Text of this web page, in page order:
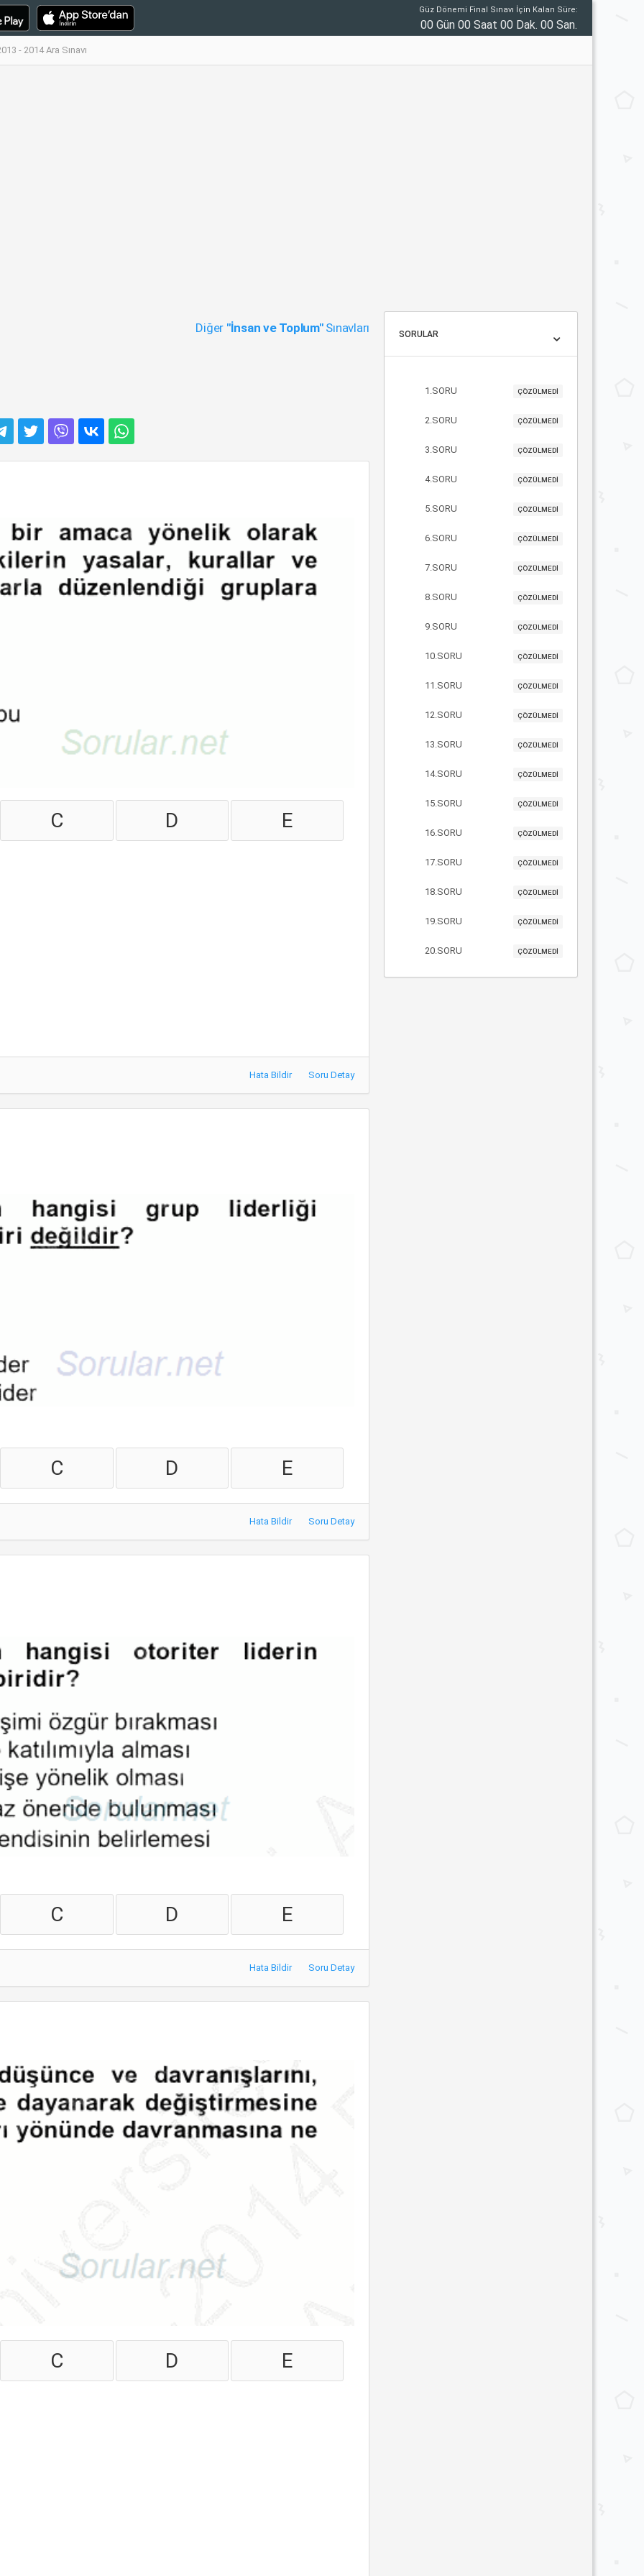
Güz Dönemi Final Sınavı İçin Kalan Süre:
00 Gün 00 Saat 00 Dak. 00 San.
- 2014 Ara Sınavı
Diğer "İnsan ve Toplum"Sınavları
C D E
Hata Bildir Soru Detay
C D E
Hata Bildir Soru Detay
C D E
Hata Bildir Soru Detay
C D E
SORULAR
1.SORU ÇÖZÜLMEDİ
2.SORU ÇÖZÜLMEDİ
3.SORU ÇÖZÜLMEDİ
4.SORU ÇÖZÜLMEDİ
5.SORU ÇÖZÜLMEDİ
6.SORU ÇÖZÜLMEDİ
7.SORU ÇÖZÜLMEDİ
8.SORU ÇÖZÜLMEDİ
9.SORU ÇÖZÜLMEDİ
10.SORU ÇÖZÜLMEDİ
11.SORU ÇÖZÜLMEDİ
12.SORU ÇÖZÜLMEDİ
13.SORU ÇÖZÜLMEDİ
14.SORU ÇÖZÜLMEDİ
15.SORU ÇÖZÜLMEDİ
16.SORU ÇÖZÜLMEDİ
17.SORU ÇÖZÜLMEDİ
18.SORU ÇÖZÜLMEDİ
19.SORU ÇÖZÜLMEDİ
20.SORU ÇÖZÜLMEDİ